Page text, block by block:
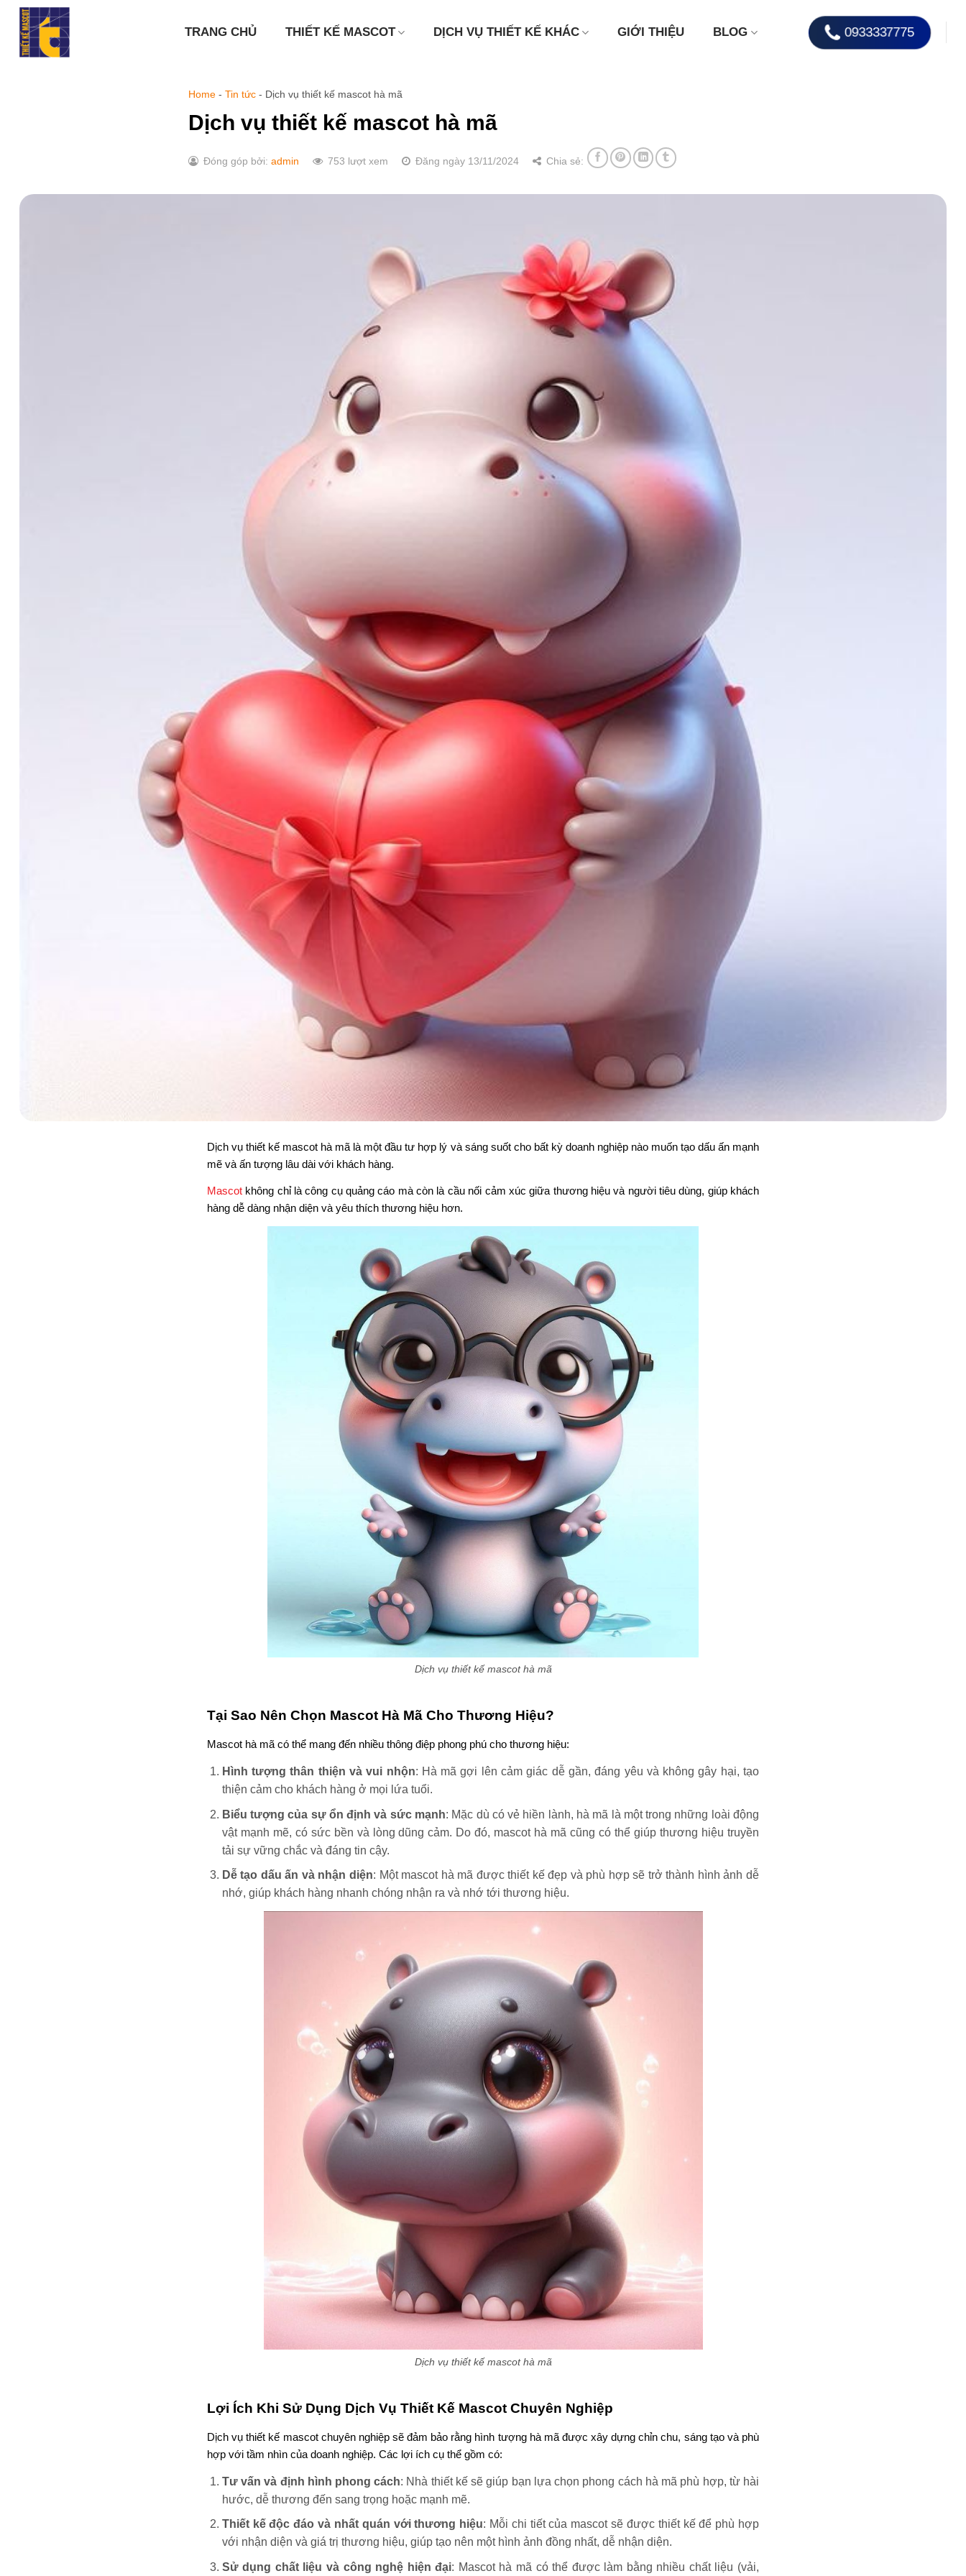
Chuyển
TRANG CHỦ THIẾT KẾ MASCOT DỊCH VỤ THIẾT KẾ KHÁC GIỚI THIỆU BLOG 0933337775
Home - Tin tức - Dịch vụ thiết kế mascot hà mã
Dịch vụ thiết kế mascot hà mã
Đóng góp bởi: admin 753 lượt xem Đăng ngày 13/11/2024 Chia sẻ:
Dịch vụ thiết kế mascot hà mã là một đầu tư hợp lý và sáng suốt cho bất kỳ doanh nghiệp nào muốn tạo dấu ấn mạnh
mẽ và ấn tượng lâu dài với khách hàng.
Mascot không chỉ là công cụ quảng cáo mà còn là cầu nối cảm xúc giữa thương hiệu và người tiêu dùng, giúp khách
hàng dễ dàng nhận diện và yêu thích thương hiệu hơn.
Dịch vụ thiết kế mascot hà mã
Tại Sao Nên Chọn Mascot Hà Mã Cho Thương Hiệu?
Mascot hà mã có thể mang đến nhiều thông điệp phong phú cho thương hiệu:
Hình tượng thân thiện và vui nhộn: Hà mã gợi lên cảm giác dễ gần, đáng yêu và không gây hại, tạo
thiện cảm cho khách hàng ở mọi lứa tuổi.
Biểu tượng của sự ổn định và sức mạnh: Mặc dù có vẻ hiền lành, hà mã là một trong những loài động
vật mạnh mẽ, có sức bền và lòng dũng cảm. Do đó, mascot hà mã cũng có thể giúp thương hiệu truyền
tải sự vững chắc và đáng tin cậy.
Dễ tạo dấu ấn và nhận diện: Một mascot hà mã được thiết kế đẹp và phù hợp sẽ trở thành hình ảnh dễ
nhớ, giúp khách hàng nhanh chóng nhận ra và nhớ tới thương hiệu.
Dịch vụ thiết kế mascot hà mã
Lợi Ích Khi Sử Dụng Dịch Vụ Thiết Kế Mascot Chuyên Nghiệp
Dịch vụ thiết kế mascot chuyên nghiệp sẽ đảm bảo rằng hình tượng hà mã được xây dựng chỉn chu, sáng tạo và phù
hợp với tầm nhìn của doanh nghiệp. Các lợi ích cụ thể gồm có:
Tư vấn và định hình phong cách: Nhà thiết kế sẽ giúp bạn lựa chọn phong cách hà mã phù hợp, từ hài
hước, dễ thương đến sang trọng hoặc mạnh mẽ.
Thiết kế độc đáo và nhất quán với thương hiệu: Mỗi chi tiết của mascot sẽ được thiết kế để phù hợp
với nhận diện và giá trị thương hiệu, giúp tạo nên một hình ảnh đồng nhất, dễ nhận diện.
Sử dụng chất liệu và công nghệ hiện đại: Mascot hà mã có thể được làm bằng nhiều chất liệu (vải,